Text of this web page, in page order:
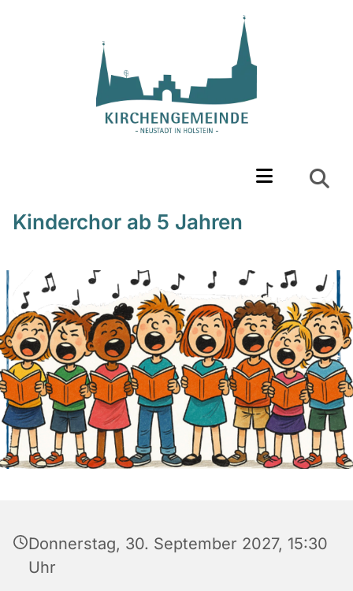
Kinderchor ab 5 Jahren
Donnerstag, 30. September 2027, 15:30
Uhr